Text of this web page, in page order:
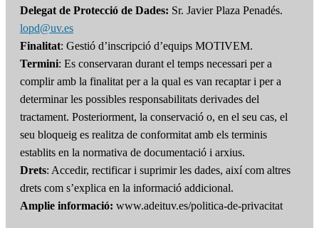
Delegat de Protecció de Dades: Sr. Javier Plaza Penadés.
lopd@uv.es
Finalitat: Gestió d’inscripció d’equips MOTIVEM.
Termini: Es conservaran durant el temps necessari per a
complir amb la finalitat per a la qual es van recaptar i per a
determinar les possibles responsabilitats derivades del
tractament. Posteriorment, la conservació o, en el seu cas, el
seu bloqueig es realitza de conformitat amb els terminis
establits en la normativa de documentació i arxius.
Drets: Accedir, rectificar i suprimir les dades, així com altres
drets com s’explica en la informació addicional.
Amplie informació: www.adeituv.es/politica-de-privacitat